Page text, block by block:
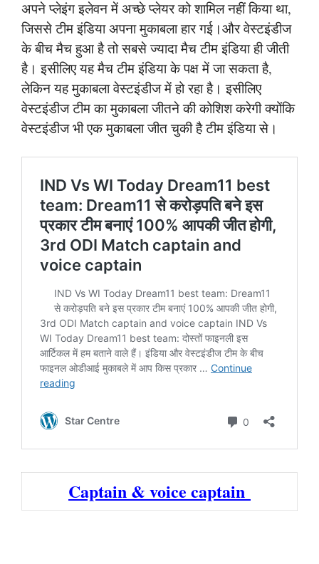
अपने प्लेइंग इलेवन में अच्छे प्लेयर को शामिल नहीं किया था,
जिससे टीम इंडिया अपना मुकाबला हार गई।और वेस्टइंडीज
के बीच मैच हुआ है तो सबसे ज्यादा मैच टीम इंडिया ही जीती
है। इसीलिए यह मैच टीम इंडिया के पक्ष में जा सकता है,
लेकिन यह मुकाबला वेस्टइंडीज में हो रहा है। इसीलिए
वेस्टइंडीज टीम का मुकाबला जीतने की कोशिश करेगी क्योंकि
वेस्टइंडीज भी एक मुकाबला जीत चुकी है टीम इंडिया से।
Captain & voice captain